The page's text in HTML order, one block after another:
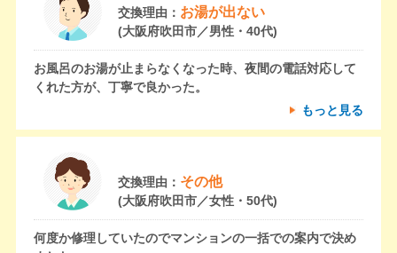
交換理由： お湯が出ない
(大阪府吹田市／男性・40代)
お風呂のお湯が止まらなくなった時、夜間の電話対応して
くれた方が、丁寧で良かった。
もっと見る
交換理由： その他
(大阪府吹田市／女性・50代)
何度か修理していたのでマンションの一括での案内で決め